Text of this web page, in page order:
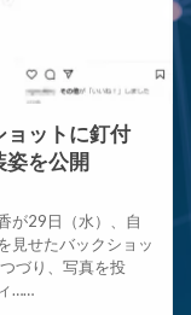
ョットに釘付
姿を公開
が29日（水）、自
見せたバックショッ
づり、写真を投
……